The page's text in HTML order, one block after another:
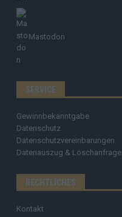
Mastodon
SERVICE
Gewinnbekanntgabe
Datenschutz
Datenschutzvereinbarungen
Datenauszug & Löschanfrage
RECHTLICHES
Kontakt